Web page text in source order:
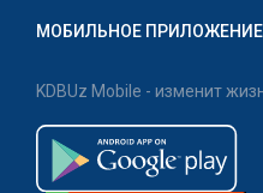
МОБИЛЬНОЕ ПРИЛОЖЕНИЕ
KDBUz Mobile - изменит